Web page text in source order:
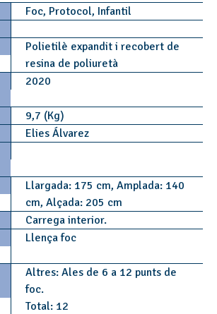
Foc, Protocol, Infantil
Polietilè expandit i recobert de
resina de poliuretà
2020
9,7 (Kg)
Elies Álvarez
Llargada: 175 cm, Amplada: 140
cm, Alçada: 205 cm
Carrega interior.
Llença foc
Altres: Ales de 6 a 12 punts de
foc.
Total: 12